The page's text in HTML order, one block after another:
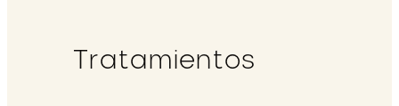
Tratamientos